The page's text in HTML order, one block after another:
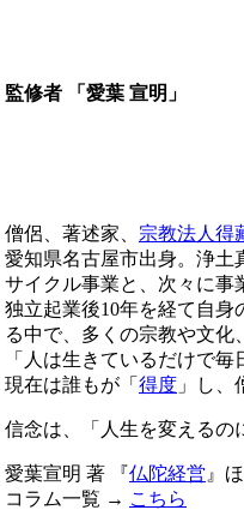
監修者 「愛葉 宣明」
僧侶、著述家、 宗教法人得
愛知県名古屋市出身。浄土
サイクル事業と、次々に事
独立起業後10年を経て自
る中で、多くの宗教や文化
「人は生きているだけで
現在は誰もが「 得度 」し、
信念は、「人生を変えるの
愛葉宣明 著 『仏陀経営 』
コラム一覧 → こちら